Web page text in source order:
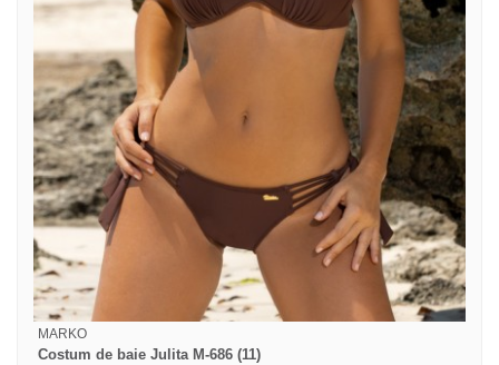
MARKO
Costum de baie Julita M-686 (11)